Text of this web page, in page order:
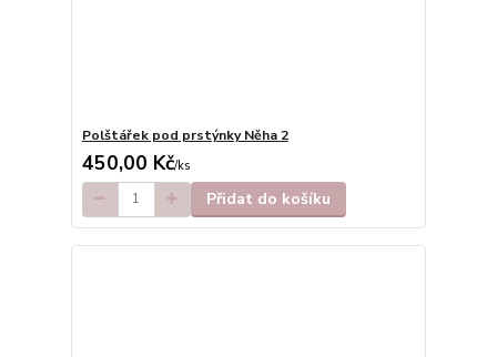
Polštářek pod prstýnky Něha 2
450,00 Kč/ks
Přidat do košíku